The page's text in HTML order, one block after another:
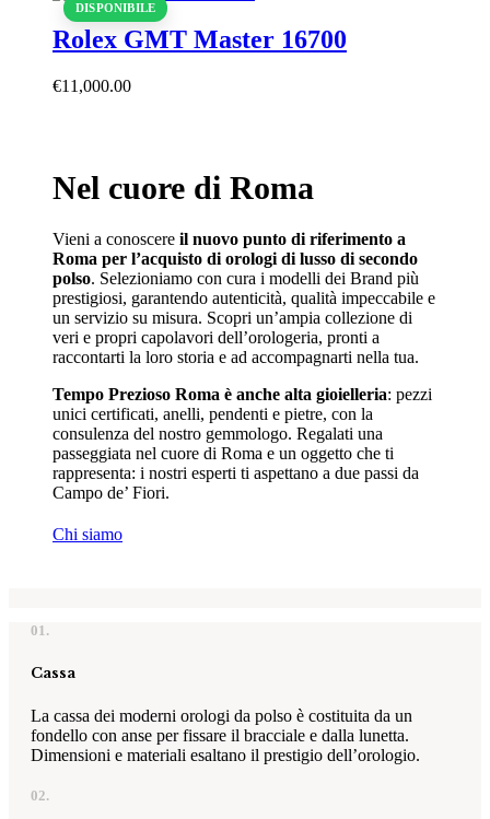
DISPONIBILE
Rolex GMT Master 16700
€11,000.00
Nel cuore di Roma
Vieni a conoscere il nuovo punto di riferimento a
Roma per l’acquisto di orologi di lusso di secondo
polso. Selezioniamo con cura i modelli dei Brand più
prestigiosi, garantendo autenticità, qualità impeccabile e
un servizio su misura. Scopri un’ampia collezione di
veri e propri capolavori dell’orologeria, pronti a
raccontarti la loro storia e ad accompagnarti nella tua.
Tempo Prezioso Roma è anche alta gioielleria: pezzi
unici certificati, anelli, pendenti e pietre, con la
consulenza del nostro gemmologo. Regalati una
passeggiata nel cuore di Roma e un oggetto che ti
rappresenta: i nostri esperti ti aspettano a due passi da
Campo de’ Fiori.
Chi siamo
01.
Cassa
La cassa dei moderni orologi da polso è costituita da un
fondello con anse per fissare il bracciale e dalla lunetta.
Dimensioni e materiali esaltano il prestigio dell’orologio.
02.